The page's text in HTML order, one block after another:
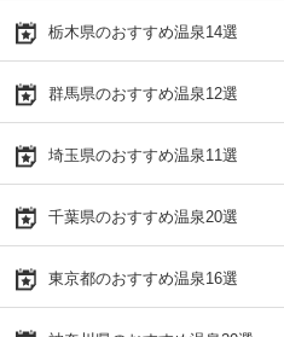
栃木県のおすすめ温泉14選
群馬県のおすすめ温泉12選
埼玉県のおすすめ温泉11選
千葉県のおすすめ温泉20選
東京都のおすすめ温泉16選